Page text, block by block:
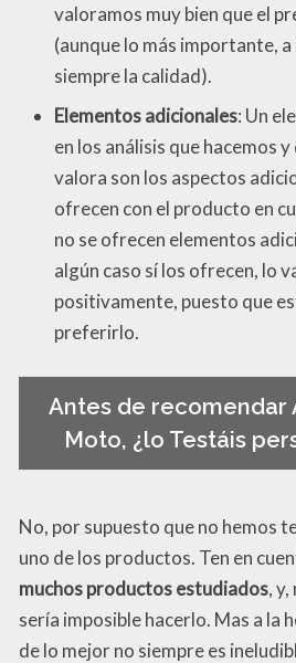
valoramos muy bien que el
(aunque lo más importante,
siempre la calidad).
Elementos adicionales: Un
en los análisis que hacemos
valora son los aspectos
ofrecen con el producto en
no se ofrecen elementos
algún caso sí los ofrecen, lo
positivamente, puesto que
preferirlo.
Antes de recomendar
Moto, ¿lo Testáis
No, por supuesto que no hemos
uno de los productos. Ten en
muchos productos estudiados,
sería imposible hacerlo. Mas a la
de lo mejor no siempre es